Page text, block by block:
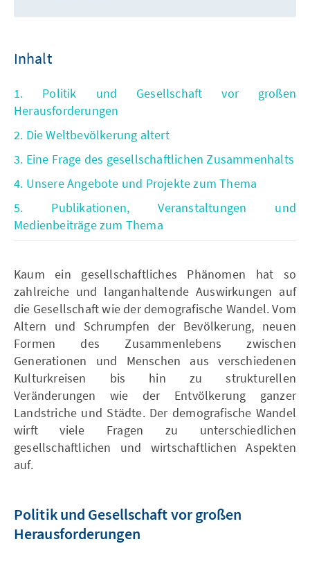
Inhalt
1. Politik und Gesellschaft vor großen
Herausforderungen
2. Die Weltbevölkerung altert
3. Eine Frage des gesellschaftlichen Zusammenhalts
4. Unsere Angebote und Projekte zum Thema
5. Publikationen, Veranstaltungen und
Medienbeiträge zum Thema
Kaum ein gesellschaftliches Phänomen hat so
zahlreiche und langanhaltende Auswirkungen auf
die Gesellschaft wie der demografische Wandel. Vom
Altern und Schrumpfen der Bevölkerung, neuen
Formen des Zusammenlebens zwischen
Generationen und Menschen aus verschiedenen
Kulturkreisen bis hin zu strukturellen
Veränderungen wie der Entvölkerung ganzer
Landstriche und Städte. Der demografische Wandel
wirft viele Fragen zu unterschiedlichen
gesellschaftlichen und wirtschaftlichen Aspekten
auf.
Politik und Gesellschaft vor großen
Herausforderungen